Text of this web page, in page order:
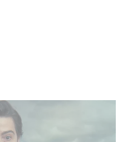
maintenant sur Netflix